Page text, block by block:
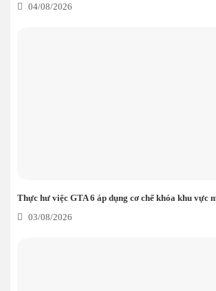
04/08/2026
Thực hư việc GTA 6 áp dụng cơ chế khóa khu vực
03/08/2026